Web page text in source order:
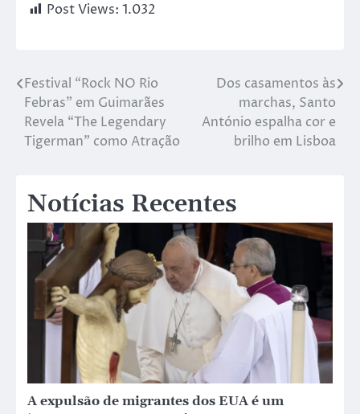
Post Views: 1.032
Festival “Rock NO Rio
Febras” em Guimarães
Revela “The Legendary
Tigerman” como Atração
Dos casamentos às
marchas, Santo
António espalha cor e
brilho em Lisboa
Notícias Recentes
A expulsão de migrantes dos EUA é um